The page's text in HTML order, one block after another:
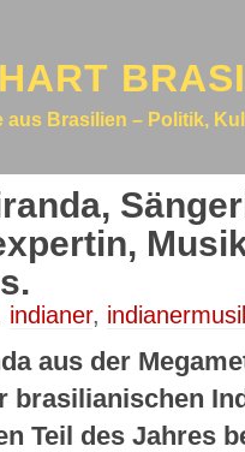
aus Brasilien – Politik,
indianer,
aus der
brasilianischen
Teil des Jahres